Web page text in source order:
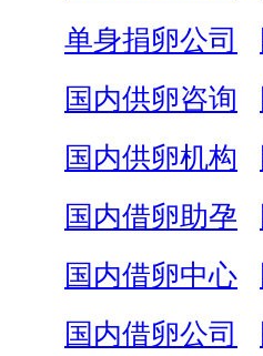
单身捐卵公司
国内供卵咨询
国内供卵机构
国内借卵助孕
国内借卵中心
国内借卵公司